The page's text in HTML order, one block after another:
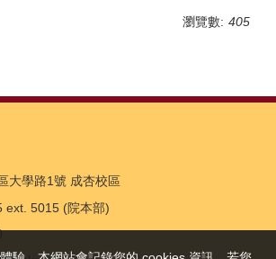
瀏覽數: 405
大學路1號 成杏校區
ext. 5015 (院本部)